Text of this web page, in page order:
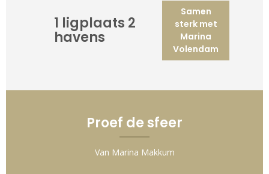
1 ligplaats 2
havens
Samen
sterk met
Marina
Volendam
Proef de sfeer
Van Marina Makkum